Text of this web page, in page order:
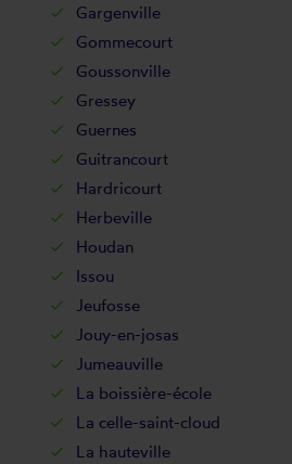
Gargenville
Gommecourt
Goussonville
Gressey
Guernes
Guitrancourt
Hardricourt
Herbeville
Houdan
Issou
Jeufosse
Jouy-en-josas
Jumeauville
La boissière-école
La celle-saint-cloud
La hauteville